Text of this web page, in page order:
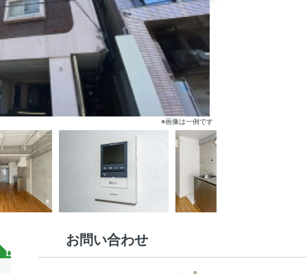
※画像は一例です
お問い合わせ